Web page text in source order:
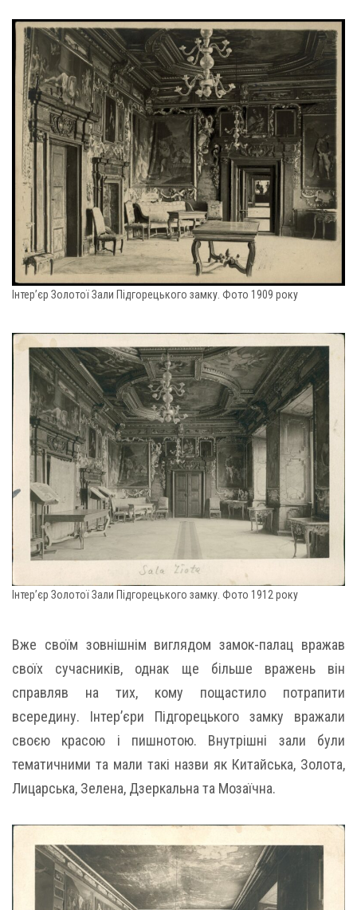
Інтер’єр Золотої Зали Підгорецького замку. Фото 1909 року
Інтер’єр Золотої Зали Підгорецького замку. Фото 1912 року
Вже своїм зовнішнім виглядом замок-палац вражав
своїх сучасників, однак ще більше вражень він
справляв на тих, кому пощастило потрапити
всередину. Інтер’єри Підгорецького замку вражали
своєю красою і пишнотою. Внутрішні зали були
тематичними та мали такі назви як Китайська, Золота,
Лицарська, Зелена, Дзеркальна та Мозаїчна.